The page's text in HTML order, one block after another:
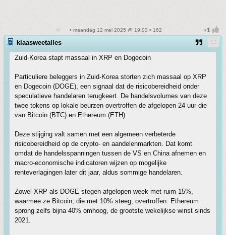
• maandag 12 mei 2025 @ 19:03 • 162
klaasweetalles
Zuid-Korea stapt massaal in XRP en Dogecoin
Particuliere beleggers in Zuid-Korea storten zich massaal op XRP
en Dogecoin (DOGE), een signaal dat de risicobereidheid onder
speculatieve handelaren terugkeert. De handelsvolumes van deze
twee tokens op lokale beurzen overtroffen de afgelopen 24 uur die
van Bitcoin (BTC) en Ethereum (ETH).
Deze stijging valt samen met een algemeen verbeterde
risicobereidheid op de crypto- en aandelenmarkten. Dat komt
omdat de handelsspanningen tussen de VS en China afnemen en
macro-economische indicatoren wijzen op mogelijke
renteverlagingen later dit jaar, aldus sommige handelaren.
Zowel XRP als DOGE stegen afgelopen week met ruim 15%,
waarmee ze Bitcoin, die met 10% steeg, overtroffen. Ethereum
sprong zelfs bijna 40% omhoog, de grootste wekelijkse winst sinds
2021.